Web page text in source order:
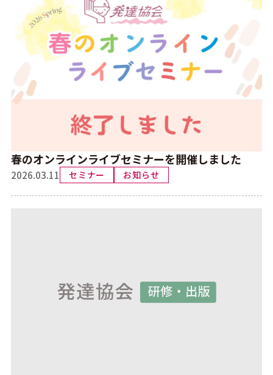
春のオンラインライブセミナーを開催しました
2026.03.11 セミナー お知らせ